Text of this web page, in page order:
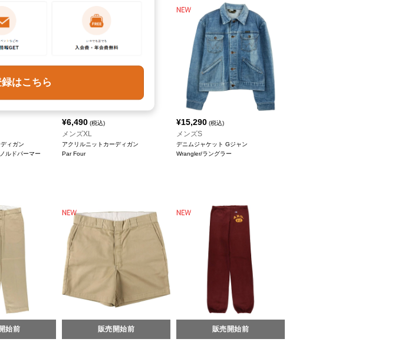
ィガン
ルドパーマー
¥6,490 (税込)
メンズXL
アクリルニットカーディガン
Par Four
¥15,290 (税込)
メンズS
デニムジャケット Gジャン
Wrangler/ラングラー
始前 販売開始前 販売開始前
はこちら